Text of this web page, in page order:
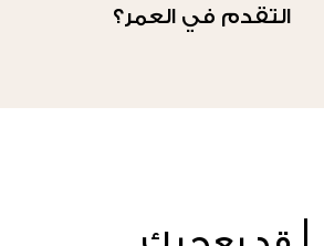
التقدم في العمر؟